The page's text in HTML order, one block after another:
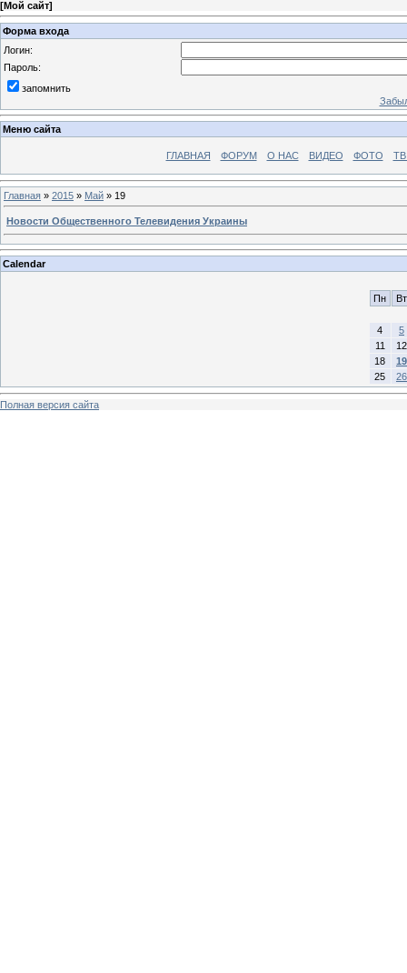
[Мой сайт]
Форма входа
Логин:
Пароль:
запомнить
Меню сайта
ГЛАВНАЯ ФОРУМ О НАС ВИДЕО ФОТО ТВ
Главная » 2015 » Май » 19
Новости Общественного Телевидения Украины
Calendar
Пн Вт
4
5
11
12
18
19
25
26
Полная версия сайта